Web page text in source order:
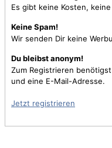
Es gibt keine Kosten,
Keine Spam!
Wir senden Dir keine
Du bleibst anonym!
Zum Registrieren
und eine E-Mail-Adresse.
Jetzt registrieren